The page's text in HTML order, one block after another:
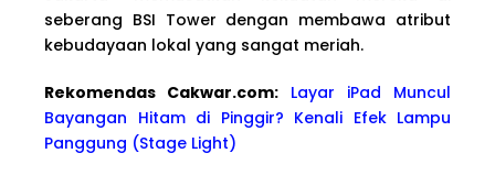
seberang BSI Tower dengan membawa atribut
kebudayaan lokal yang sangat meriah.
Rekomendas Cakwar.com: Layar iPad Muncul
Bayangan Hitam di Pinggir? Kenali Efek Lampu
Panggung (Stage Light)